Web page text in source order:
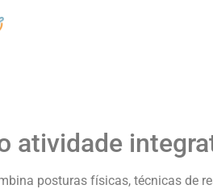
atividade
posturas físicas, técnicas de